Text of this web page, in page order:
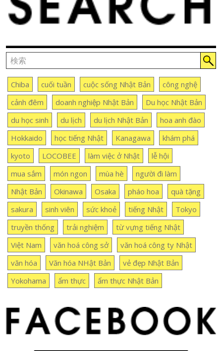
Chiba cuối tuần cuộc sống Nhật Bản
công nghệ
cảnh đêm
doanh nghiệp Nhật Bản
Du học Nhật Bản
du học sinh
du lịch du lịch Nhật Bản
hoa anh đào
Hokkaido
học tiếng Nhật Kanagawa
khám phá
kyoto
LOCOBEE làm việc ở Nhật
lễ hội
mua sắm
món ngon mùa hè
người đi làm
Nhật Bản
Okinawa Osaka pháo hoa
quà tặng
sakura
sinh viên sức khoẻ tiếng Nhật
Tokyo
truyền thống
trải nghiệm
từ vựng tiếng Nhật
Việt Nam
văn hoá công sở
văn hoá công ty Nhật
văn hóa
Văn hóa NHật Bản
vẻ đẹp Nhật Bản
Yokohama
ẩm thực ẩm thực Nhật Bản